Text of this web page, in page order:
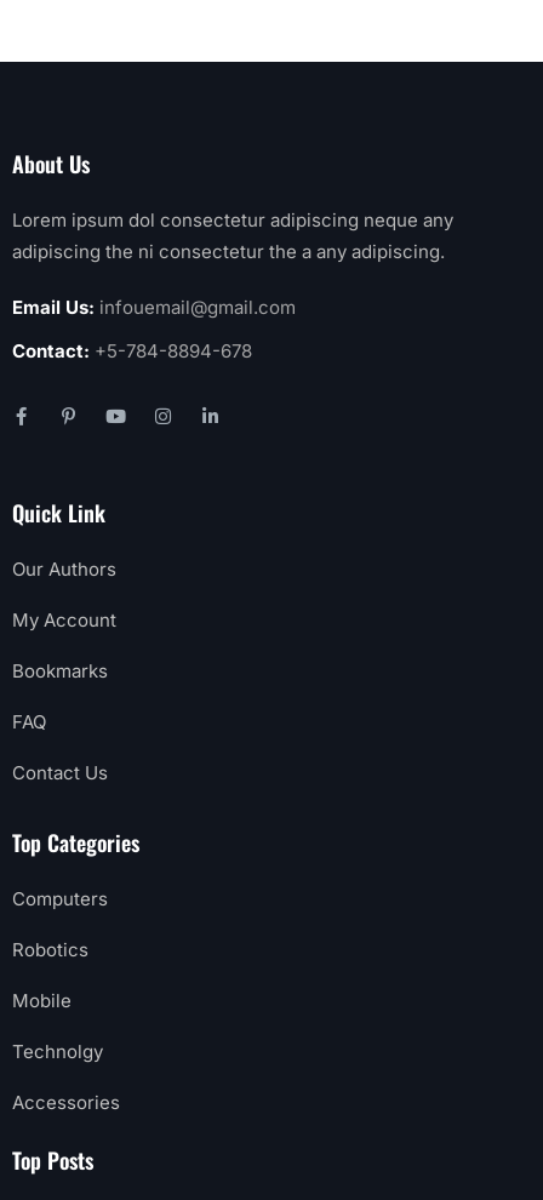
About Us
Lorem ipsum dol consectetur adipiscing neque any
adipiscing the ni consectetur the a any adipiscing.
Email Us: infouemail@gmail.com
Contact: +5-784-8894-678
Quick Link
Our Authors
My Account
Bookmarks
FAQ
Contact Us
Top Categories
Computers
Robotics
Mobile
Technolgy
Accessories
Top Posts